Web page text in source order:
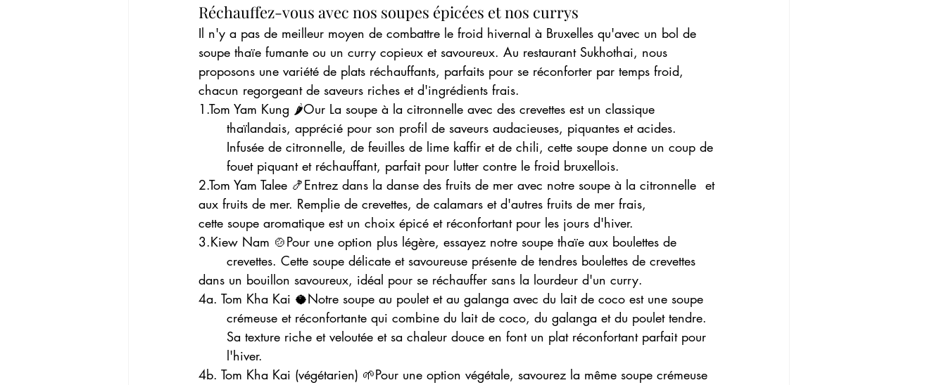
Réchauffez-vous avec nos soupes épicées et nos currys
Il n'y a pas de meilleur moyen de combattre le froid hivernal à Bruxelles qu'avec un bol de
soupe thaïe fumante ou un curry copieux et savoureux. Au restaurant Sukhothai, nous
proposons une variété de plats réchauffants, parfaits pour se réconforter par temps froid,
chacun regorgeant de saveurs riches et d'ingrédients frais.
1.Tom Yam Kung 🌶️Our La soupe à la citronnelle avec des crevettes est un classique
	fouet piquant et réchauffant, parfait pour lutter contre le froid bruxellois.
2.Tom Yam Talee 🍤Entrez dans la danse des fruits de mer avec notre soupe à la citronnelle 	et
aux fruits de mer. Remplie de crevettes, de calamars et d'autres fruits de mer frais,
cette soupe aromatique est un choix épicé et réconfortant pour les jours d'hiver.
3.Kiew Nam 🍲Pour une option plus légère, essayez notre soupe thaïe aux boulettes de
dans un bouillon savoureux, idéal pour se réchauffer sans la lourdeur d'un curry.
4a. Tom Kha Kai 🥥Notre soupe au poulet et au galanga avec du lait de coco est une soupe
	l'hiver.
4b. Tom Kha Kai (végétarien) 🌱Pour une option végétale, savourez la même soupe crémeuse